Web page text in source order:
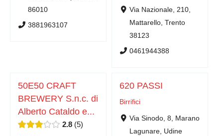
86010
3881963107
Via Nazionale, 210,
Mattarello, Trento
38123
0461944388
50E50 CRAFT
BREWERY S.n.c. di
Alberto Cataldo e...
2.8 5
620 PASSI
Birrifici
Via Sinodo, 8, Marano
Lagunare, Udine